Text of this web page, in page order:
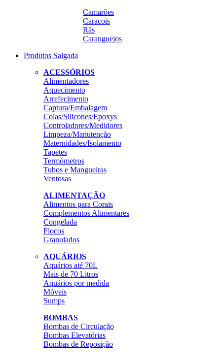
Camarões
Caracois
Rãs
Caranguejos
Produtos Salgada
ACESSÓRIOS
Alimentadores
Aquecimento
Arrefecimento
Captura/Embalagem
Colas/Silicones/Epoxys
Controladores/Medidores
Limpeza/Manutenção
Maternidades/Isolamento
Tapetes
Termómetros
Tubos e Mangueiras
Ventosas
ALIMENTAÇÃO
Alimentos para Corais
Complementos Alimentares
Congelada
Flocos
Granulados
AQUÁRIOS
Aquários até 70L
Mais de 70 Litros
Aquários por medida
Móveis
Sumps
BOMBAS
Bombas de Circulação
Bombas Elevatórias
Bombas de Reposição